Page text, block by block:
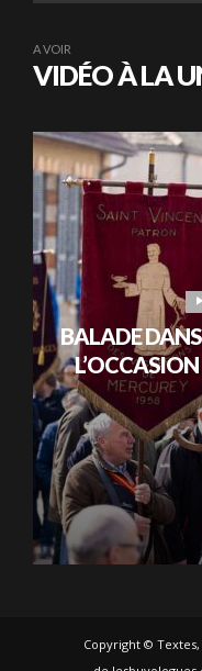
A VOIR
VIDÉO À LA
BALADE DANS
Copyright ©